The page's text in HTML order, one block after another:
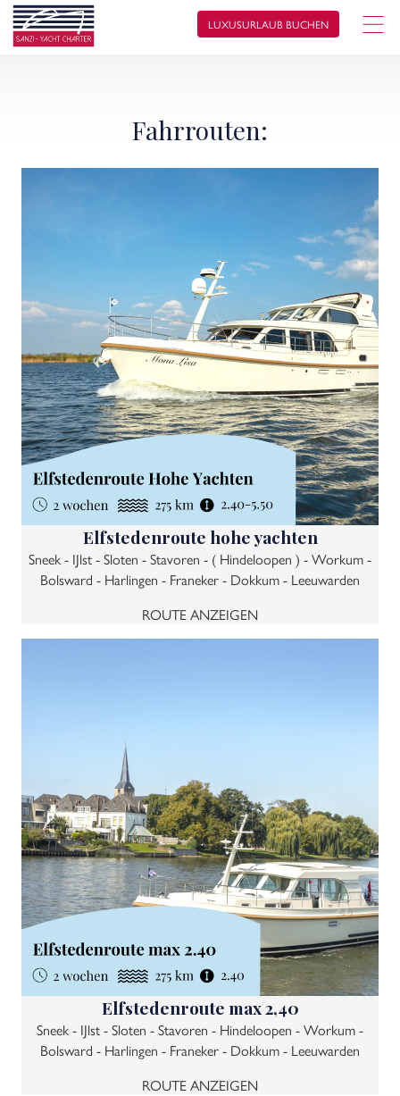
LUXUSURLAUB BUCHEN
Fahrrouten:
Elfstedenroute hohe yachten
Sneek - IJlst - Sloten - Stavoren - ( Hindeloopen ) - Workum -
Bolsward - Harlingen - Franeker - Dokkum - Leeuwarden
ROUTE ANZEIGEN
Elfstedenroute max 2,40
Sneek - IJlst - Sloten - Stavoren - Hindeloopen - Workum -
Bolsward - Harlingen - Franeker - Dokkum - Leeuwarden
ROUTE ANZEIGEN